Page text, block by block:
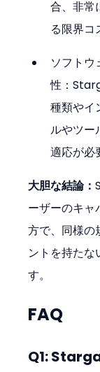
合、非常
る限界コ
ソフトウ
性：
種類やイ
ルやツー
適応が必
大胆な結論：
ーザーのキャ
方で、同様の
ントを持たな
す。
FAQ
Q1: